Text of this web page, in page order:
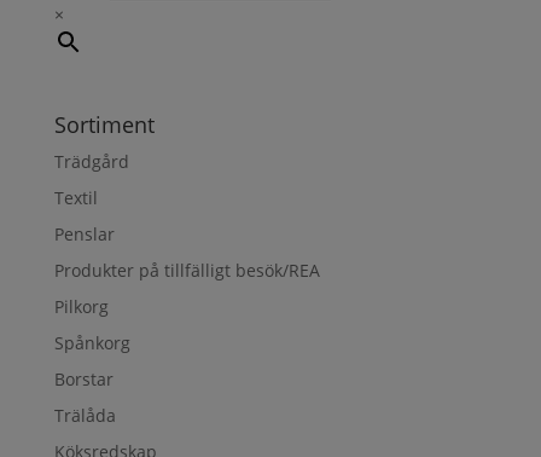
×
Sortiment
Trädgård
Textil
Penslar
Produkter på tillfälligt besök/REA
Pilkorg
Spånkorg
Borstar
Trälåda
Köksredskap